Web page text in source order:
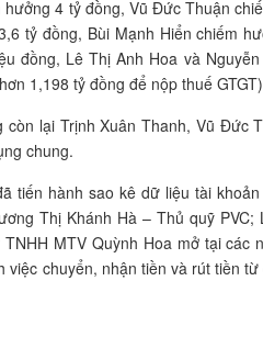
hưởng 4 tỷ đồng, Vũ Đức Thuận
tỷ đồng, Bùi Mạnh Hiển chiếm
đồng, Lê Thị Anh Hoa và
1,198 tỷ đồng để nộp thuế
còn lại Trịnh Xuân Thanh, Vũ Đức
chung.
tiến hành sao kê dữ liệu tài
Thị Khánh Hà – Thủ quỹ
MTV Quỳnh Hoa mở tại các
việc chuyển, nhận tiền và rút tiền